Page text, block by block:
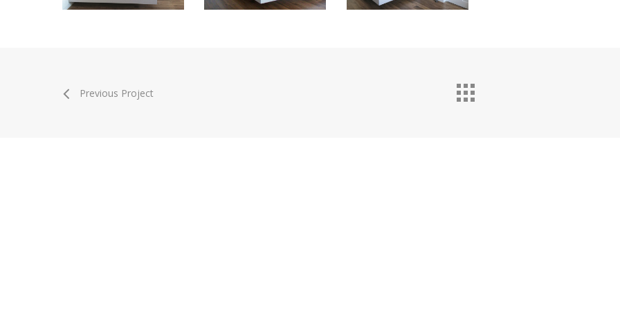
Previous Project